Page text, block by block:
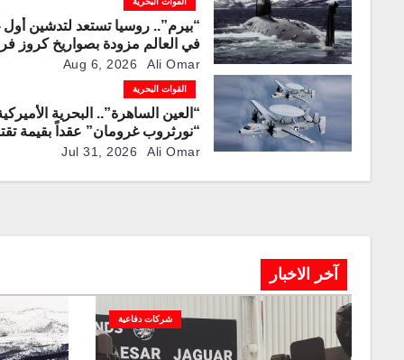
“بيرم”.. روسيا تستعد لتدشين
في العالم مزودة بصواريخ كروز
صوتية
Aug 6, 2026 Ali Omar
القوات البحرية
“العين الساهرة”.. البحرية
“نورثروب غرومان” عقداً بقيمة
من 1.2 مليار دولار لإنتاج نسخ
Jul 31, 2026 Ali Omar
آخر الاخبار
شركات دفاعية